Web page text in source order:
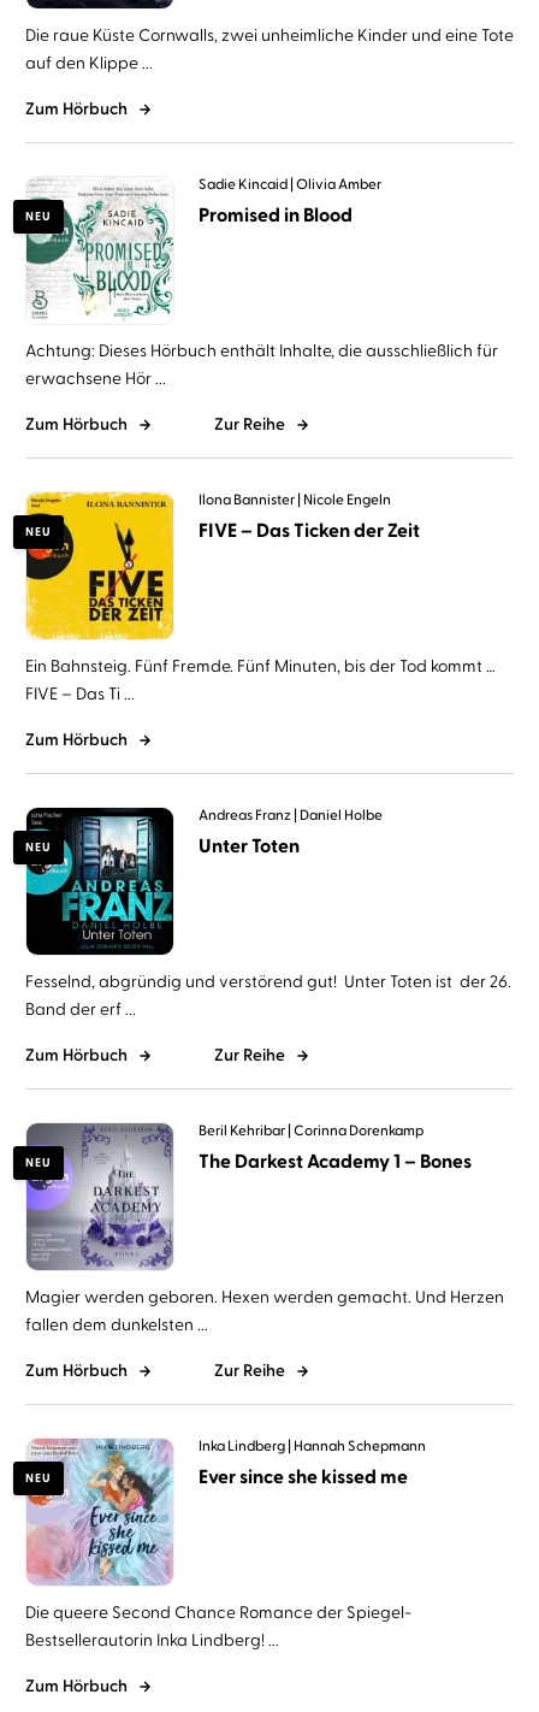
Die raue Küste Cornwalls, zwei unheimliche Kinder und eine Tote
auf den Klippe ...
Zum Hörbuch
NEU
Sadie Kincaid Olivia Amber
Promised in Blood
Achtung: Dieses Hörbuch enthält Inhalte, die ausschließlich für
erwachsene Hör ...
Zum Hörbuch Zur Reihe
NEU
Ilona Bannister Nicole Engeln
FIVE – Das Ticken der Zeit
Ein Bahnsteig. Fünf Fremde. Fünf Minuten, bis der Tod kommt …
FIVE – Das Ti ...
Zum Hörbuch
NEU
Andreas Franz Daniel Holbe
Unter Toten
Fesselnd, abgründig und verstörend gut! Unter Toten ist der 26.
Band der erf ...
Zum Hörbuch Zur Reihe
NEU
Beril Kehribar Corinna Dorenkamp
The Darkest Academy 1 – Bones
Magier werden geboren. Hexen werden gemacht. Und Herzen
fallen dem dunkelsten ...
Zum Hörbuch Zur Reihe
NEU
Inka Lindberg Hannah Schepmann
Ever since she kissed me
Die queere Second Chance Romance der Spiegel-
Bestsellerautorin Inka Lindberg! ...
Zum Hörbuch